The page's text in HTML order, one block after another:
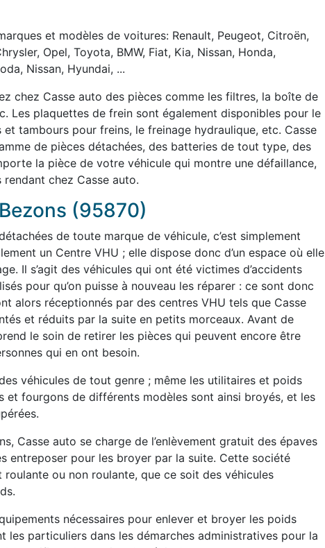
et modèles de voitures: Renault, Peugeot, Citroën,
Opel, Toyota, BMW, Fiat, Kia, Nissan, Honda,
Nissan, Hyundai, ...
chez Casse auto des pièces comme les filtres, la boîte de
Les plaquettes de frein sont également disponibles pour le
tambours pour freins, le freinage hydraulique, etc. Casse
de pièces détachées, des batteries de tout type, des
la pièce de votre véhicule qui montre une défaillance,
chez Casse auto.
(95870)
de toute marque de véhicule, c’est simplement
un Centre VHU ; elle dispose donc d’un espace où elle
Il s’agit des véhicules qui ont été victimes d’accidents
pour qu’on puisse à nouveau les réparer : ce sont donc
alors réceptionnés par des centres VHU tels que Casse
et réduits par la suite en petits morceaux. Avant de
le soin de retirer les pièces qui peuvent encore être
qui en ont besoin.
véhicules de tout genre ; même les utilitaires et poids
et fourgons de différents modèles sont ainsi broyés, et les
Casse auto se charge de l’enlèvement gratuit des épaves
entreposer pour les broyer par la suite. Cette société
roulante ou non roulante, que ce soit des véhicules
nécessaires pour enlever et broyer les poids
les particuliers dans les démarches administratives pour la